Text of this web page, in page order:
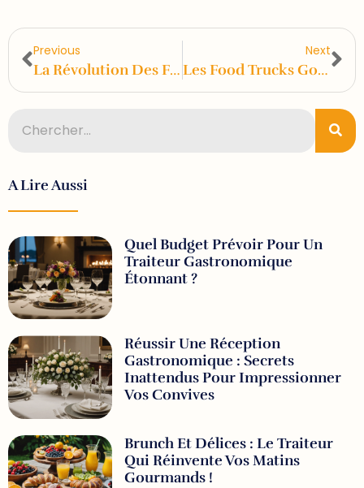
Previous
La Révolution Des Food Trucks Traiteurs Dans Le Monde De La Gastronomie
Next
Les Food Trucks Gourmet : L’évolution De La Gastronomie De Rue
A Lire Aussi
Quel Budget Prévoir Pour Un
Traiteur Gastronomique
Étonnant ?
Réussir Une Réception
Gastronomique : Secrets
Inattendus Pour Impressionner
Vos Convives
Brunch Et Délices : Le Traiteur
Qui Réinvente Vos Matins
Gourmands !